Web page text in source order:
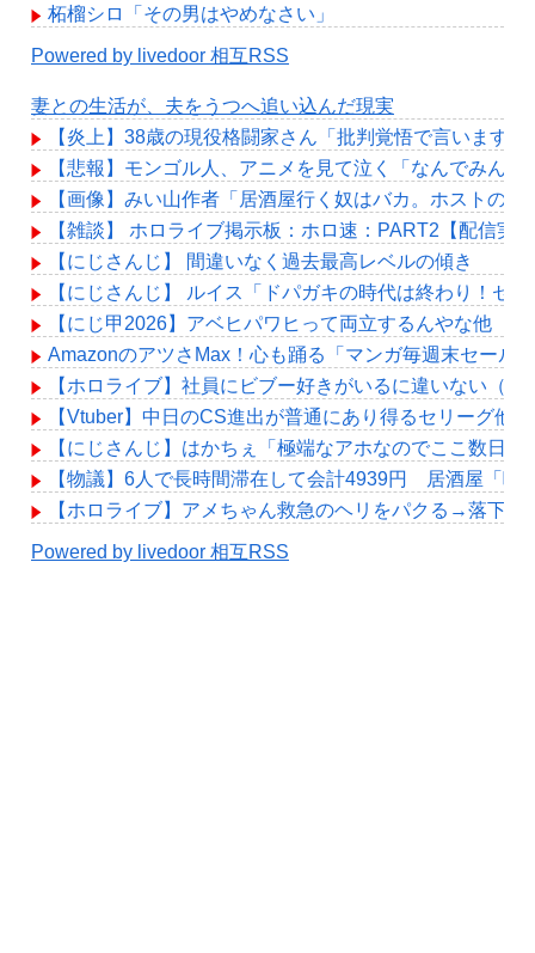
柘榴シロ「その男はやめなさい」
Powered by livedoor 相互RSS
妻との生活が、夫をうつへ追い込んだ現実
【炎上】38歳の現役格闘家さん「批判覚悟で言います
【悲報】モンゴル人、アニメを見て泣く「なんでみん
【画像】みい山作者「居酒屋行く奴はバカ。ホストの
【雑談】 ホロライブ掲示板：ホロ速：PART2【配信実
【にじさんじ】 間違いなく過去最高レベルの傾き
【にじさんじ】 ルイス「ドパガキの時代は終わり！セ
【にじ甲2026】アベヒパワヒって両立するんやな他
AmazonのアツさMax！心も踊る「マンガ毎週末セール
【ホロライブ】社員にビブー好きがいるに違いない（確
【Vtuber】中日のCS進出が普通にあり得るセリーグ他
【にじさんじ】はかちぇ「極端なアホなのでここ数日
【物議】6人で長時間滞在して会計4939円 居酒屋「喋
【ホロライブ】アメちゃん救急のヘリをパクる→落下【
Powered by livedoor 相互RSS